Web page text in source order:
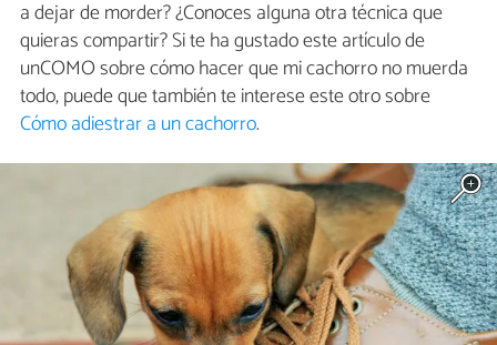
a dejar de morder? ¿Conoces alguna otra​ ​técnica​ ​que​ ​
quieras​ ​compartir? Si te ha gustado este artículo de
unCOMO sobre cómo hacer que mi cachorro no muerda
todo, puede que también te interese este otro sobre
Cómo adiestrar a un cachorro.